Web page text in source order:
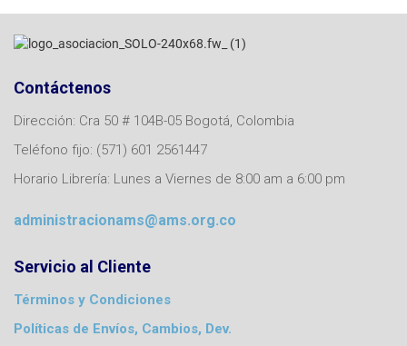
Contáctenos
Dirección: Cra 50 # 104B-05 Bogotá, Colombia
Teléfono fijo: (571) 601 2561447
Horario Librería: Lunes a Viernes de 8:00 am a 6:00 pm
administracionams@ams.org.co
Servicio al Cliente
Términos y Condiciones
Políticas de Envíos, Cambios, Dev.